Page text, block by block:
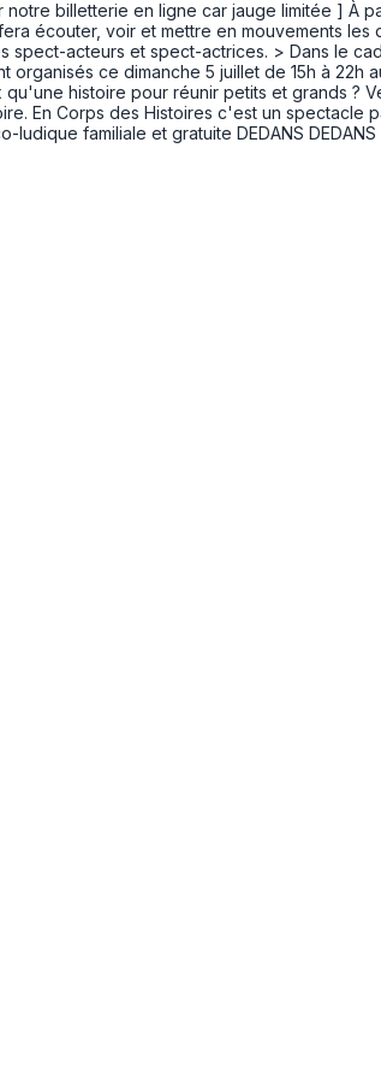
billetterie en ligne car jauge limitée ] À
écouter, voir et mettre en mouvements
acteurs et spect-actrices. > Dans le
ce dimanche 5 juillet de 15h à 22h
histoire pour réunir petits et grands
En Corps des Histoires c'est un
familiale et gratuite DEDANS